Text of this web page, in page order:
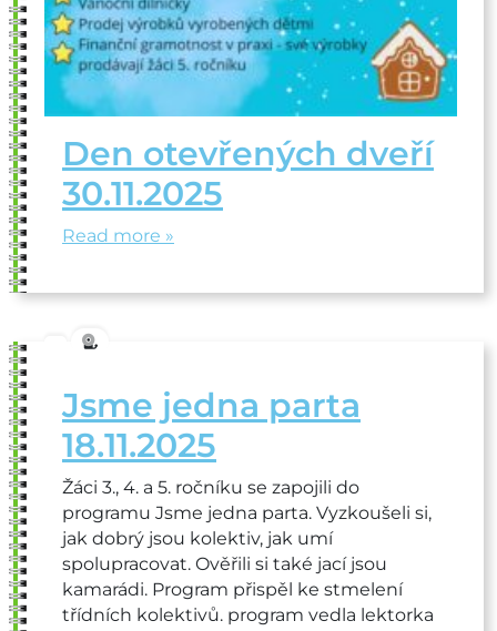
Den otevřených dveří
30.11.2025
Read more »
Jsme jedna parta
18.11.2025
Žáci 3., 4. a 5. ročníku se zapojili do
programu Jsme jedna parta. Vyzkoušeli si,
jak dobrý jsou kolektiv, jak umí
spolupracovat. Ověřili si také jací jsou
kamarádi. Program přispěl ke stmelení
třídních kolektivů. program vedla lektorka